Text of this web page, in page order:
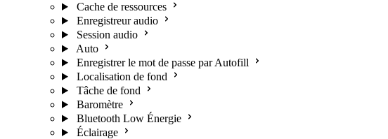
Cache de ressources
Enregistreur audio
Session audio
Auto
Enregistrer le mot de passe par Autofill
Localisation de fond
Tâche de fond
Baromètre
Bluetooth Low Énergie
Éclairage